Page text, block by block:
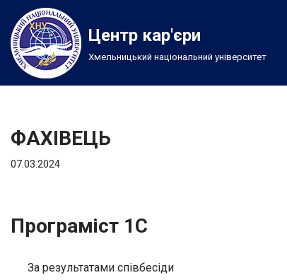
Перейти
до
вмісту
Центр кар'єри
Хмельницький національний університет
ФАХІВЕЦЬ
07.03.2024
Програміст 1C
За результатами співбесіди